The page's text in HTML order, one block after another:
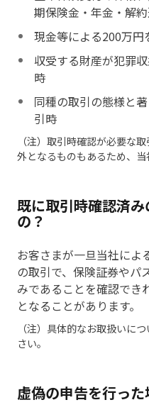
期保険金・年金・解
現金等による200万円
収受する財産が犯罪
時
同種の取引の態様と
引時
（注）取引時確認が必要な
外となるものもあるため、当
既に取引時確認済
の？
お客さまが一旦当社によ
の取引で、保険証券やパ
みであることを確認でき
となることがあります。
（注）具体的なお取扱いに
さい。
虚偽の申告を行った